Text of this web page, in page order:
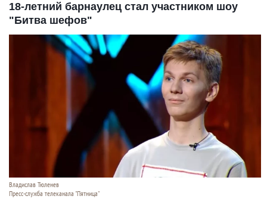
18-летний барнаулец стал участником шоу
"Битва шефов"
Владислав Тюленев
Пресс-служба телеканала "Пятница"